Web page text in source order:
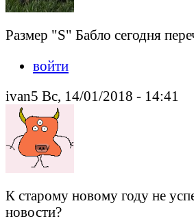
Размер "S" Бабло сегодня
войти
ivan5 Вс, 14/01/2018 - 14:41
К старому новому году не
новости?